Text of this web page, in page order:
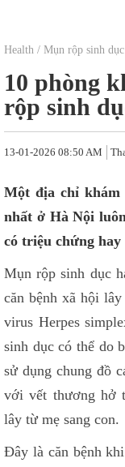
Health / Mụn rộp sinh dục
10 phòng
rộp sinh
13-01-2026 08:50 AM
Một địa chỉ khám
nhất ở Hà Nội
có triệu chứng
Mụn rộp sinh dục
căn bệnh xã hội
virus Herpes
sinh dục có thể do
sử dụng chung đồ
với vết thương hở
lây từ mẹ sang con.
Đây là căn bệnh